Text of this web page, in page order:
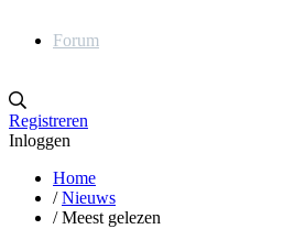
Forum
Registreren
Inloggen
Home
/ Nieuws
/ Meest gelezen